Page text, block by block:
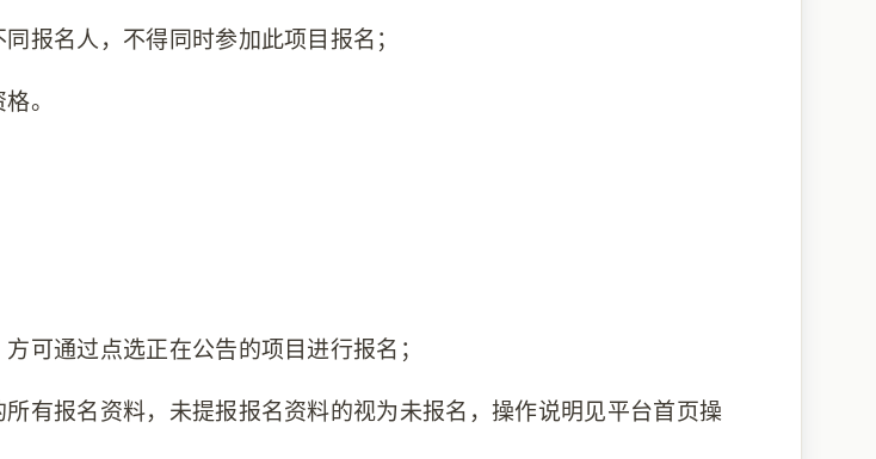
报名人，不得同时参加此项目报名；
。
可通过点选正在公告的项目进行报名；
有报名资料，未提报报名资料的视为未报名，操作说明见平台首页操